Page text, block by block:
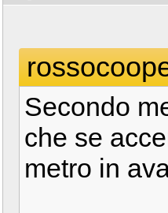
Secondo
che se
metro in